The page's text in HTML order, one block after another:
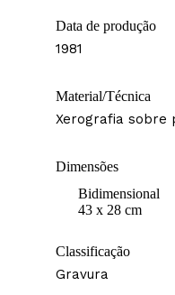
Data de produção
1981
Material/Técnica
Xerografia sobre
Dimensões
Bidimensional
43 x 28 cm
Classificação
Gravura